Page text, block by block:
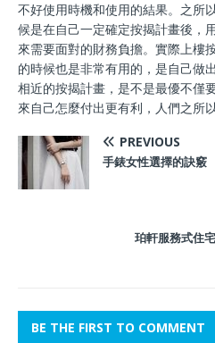
不好使用時機和使用的結果。之所
候是在自己一定確定按揭計畫後，
來需要面對的財務負擔。實際上樓
的時候也是非常有用的，是自己做
相近的按揭計畫，是不是最優不僅
來自己怎麼付出更有利，人們之所
PREVIOUS
手錶女性選擇的訣竅
珀軒服務式住
BE THE FIRST TO COMMENT